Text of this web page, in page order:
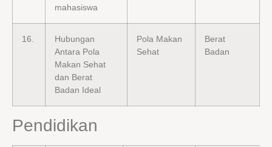
mahasiswa
16.
Hubungan
Antara Pola
Makan Sehat
dan Berat
Badan Ideal
Pola Makan
Sehat
Berat
Badan
Pendidikan